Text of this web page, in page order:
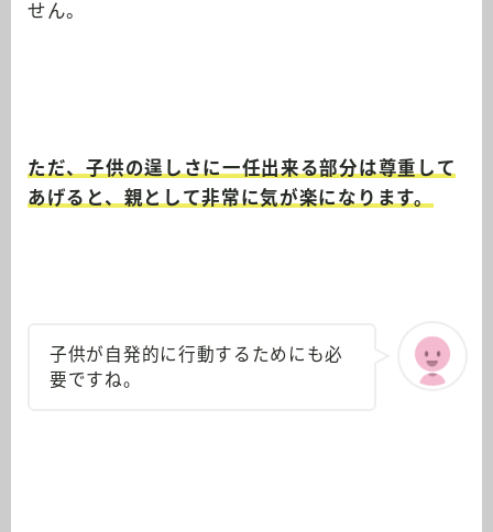
せん。
ただ、子供の逞しさに一任出来る部分は尊重して
あげると、親として非常に気が楽になります。
子供が自発的に行動するためにも必
要ですね。